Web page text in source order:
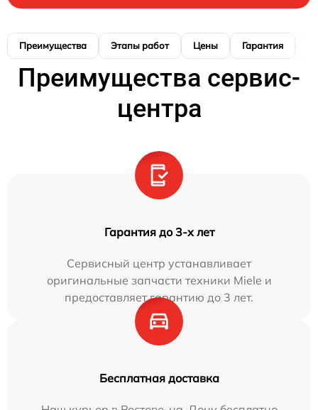
Преимущества Этапы работ Цены Гарантия
Преимущества сервис-
центра
Гарантия до 3-х лет
Сервисный центр устанавливает
оригинальные запчасти техники Miele и
предоставляет гарантию до 3 лет.
Бесплатная доставка